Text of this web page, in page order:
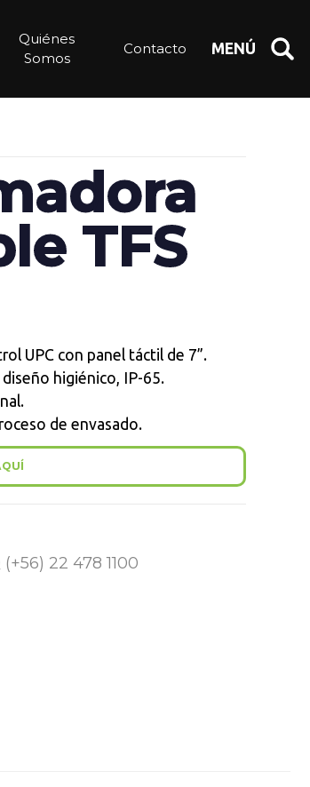
Quiénes
Somos
Contacto MENÚ
TFS
UPC con panel táctil de 7”.
higiénico, IP-65.
de envasado.
22 478 1100